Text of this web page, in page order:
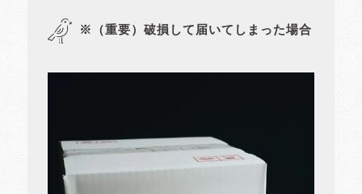
※（重要）破損して届いてしまった場合